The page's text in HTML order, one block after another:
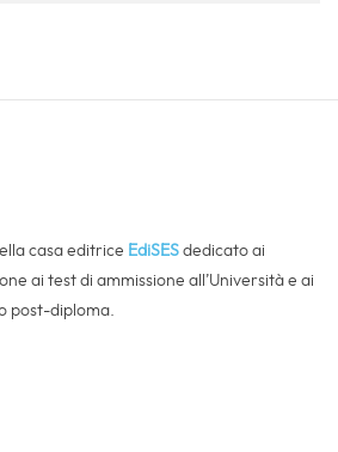
casa editrice EdiSES dedicato ai
ai test di ammissione all’Università e ai
post-diploma.